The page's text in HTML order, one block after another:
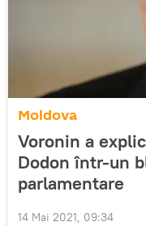
Moldova
Voronin a
Dodon într-un
parlamentare
14 Mai 2021, 09:34